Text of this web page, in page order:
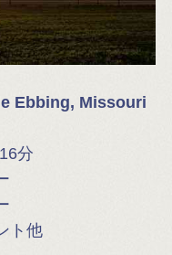
Ebbing, Missouri
分
ト他